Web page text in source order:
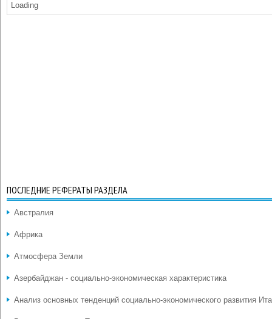
Loading
ПОСЛЕДНИЕ РЕФЕРАТЫ РАЗДЕЛА
Австралия
Африка
Атмосфера Земли
Азербайджан - социально-экономическая характеристика
Анализ основных тенденций социально-экономического развития